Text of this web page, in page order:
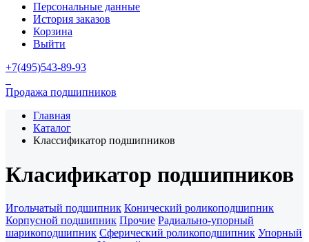
Персональные данные
История заказов
Корзина
Выйти
+7(495)543-89-93
Продажа подшипников
Главная
Каталог
Классификатор подшипников
Класификатор подшипников
Игольчатый подшипник Конический роликоподшипник
Корпусной подшипник Прочие Радиально-упорный
шарикоподшипник Сферический роликоподшипник Упорный